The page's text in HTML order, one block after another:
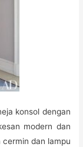
konsol dengan
modern dan
dan lampu